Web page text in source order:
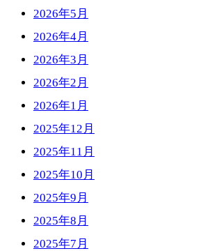
2026年5月
2026年4月
2026年3月
2026年2月
2026年1月
2025年12月
2025年11月
2025年10月
2025年9月
2025年8月
2025年7月